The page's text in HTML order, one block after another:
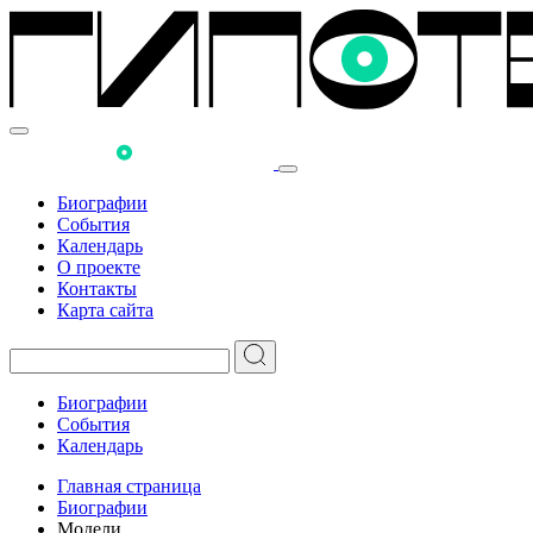
Биографии
События
Календарь
О проекте
Контакты
Карта сайта
Биографии
События
Календарь
Главная страница
Биографии
Модели